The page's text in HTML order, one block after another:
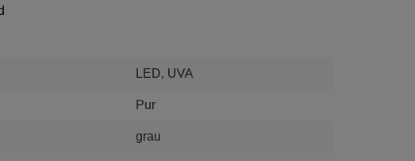
LED, UVA
Pur
grau